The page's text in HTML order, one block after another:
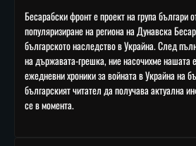
Бесарабски фронт е проект на група българи
популяризиране на региона на Дунавска
българското наследство в Украйна. След
на държавата-грешка, ние насочихме нашата
ежедневни хроники за войната в Украйна на
българският читател да получава актуална
се в момента.